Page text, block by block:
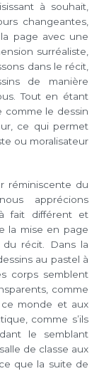
à souhait,
changeantes,
page avec une
surréaliste,
dans le récit,
de manière
Tout en étant
comme le dessin
ce qui permet
ou moralisateur
réminiscente du
apprécions
fait différent et
la mise en page
récit. Dans la
au pastel à
corps semblent
comme
monde et aux
comme s’ils
le semblant
de classe aux
que la suite de